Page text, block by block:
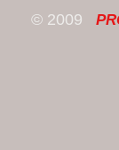
© 2009